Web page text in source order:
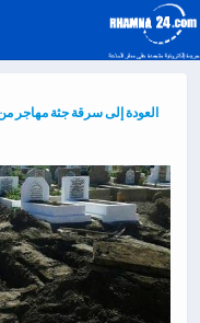
العودة إلى سرقة جثة مهاجر